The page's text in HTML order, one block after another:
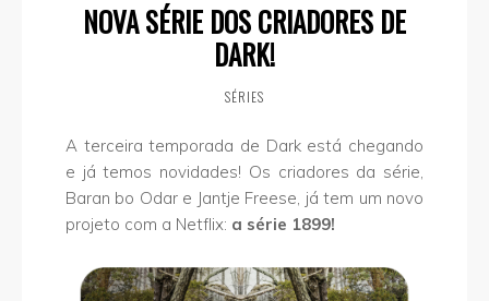
NOVA SÉRIE DOS CRIADORES DE
DARK!
SÉRIES
A terceira temporada de Dark está chegando
e já temos novidades! Os criadores da série,
Baran bo Odar e Jantje Freese, já tem um novo
projeto com a Netflix: a série 1899!